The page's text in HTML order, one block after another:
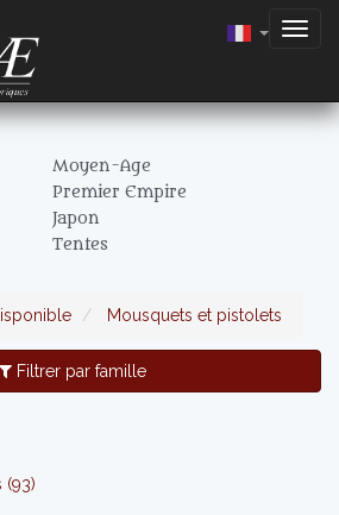
Moyen-Age
Premier Empire
Japon
Tentes
Mousquets et pistolets
Filtrer par famille
(93)